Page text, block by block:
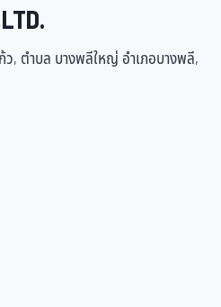
, ตำบล บางพลีใหญ่ อำเภอบางพลี,